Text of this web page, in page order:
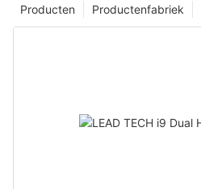
Productenfabriek
Producten